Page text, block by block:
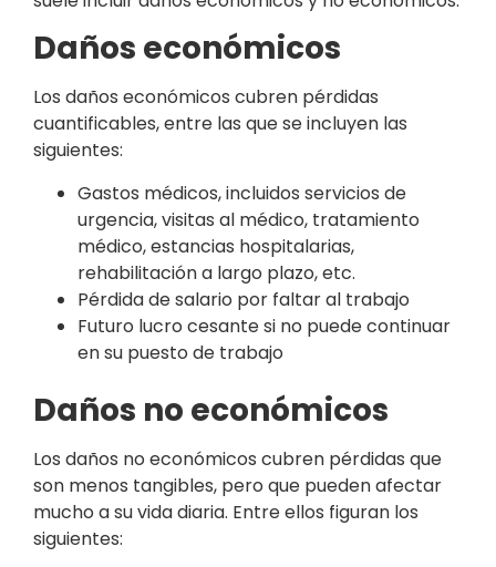
Daños económicos
Los daños económicos cubren pérdidas
cuantificables, entre las que se incluyen las
siguientes:
Gastos médicos, incluidos servicios de
urgencia, visitas al médico, tratamiento
médico, estancias hospitalarias,
rehabilitación a largo plazo, etc.
Pérdida de salario por faltar al trabajo
Futuro lucro cesante si no puede continuar
en su puesto de trabajo
Daños no económicos
Los daños no económicos cubren pérdidas que
son menos tangibles, pero que pueden afectar
mucho a su vida diaria. Entre ellos figuran los
siguientes: